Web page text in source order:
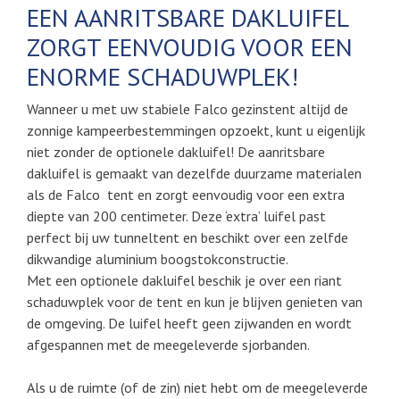
EEN AANRITSBARE DAKLUIFEL
ZORGT EENVOUDIG VOOR EEN
ENORME SCHADUWPLEK!
Wanneer u met uw stabiele Falco gezinstent altijd de
zonnige kampeerbestemmingen opzoekt, kunt u eigenlijk
niet zonder de optionele dakluifel! De aanritsbare
dakluifel is gemaakt van dezelfde duurzame materialen
als de Falco tent en zorgt eenvoudig voor een extra
diepte van 200 centimeter. Deze ‘extra’ luifel past
perfect bij uw tunneltent en beschikt over een zelfde
dikwandige aluminium boogstokconstructie.
Met een optionele dakluifel beschik je over een riant
schaduwplek voor de tent en kun je blijven genieten van
de omgeving. De luifel heeft geen zijwanden en wordt
afgespannen met de meegeleverde sjorbanden.
Als u de ruimte (of de zin) niet hebt om de meegeleverde